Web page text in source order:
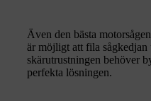
Även den bästa
är möjligt att fila sågkedjan
skärutrustningen behöver
perfekta lösningen.